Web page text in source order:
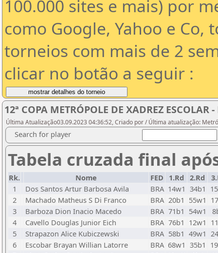
100.000 sites e mais) por
como Google, Yahoo e Co,
torneios com mais de 2
clicar no botão a seguir :
12ª COPA METRÓPOLE DE XADREZ
Última Atualização03.09.2023 04:36:52, Criado por / Última atualização:
Search for player
Tabela cruzada final
Rk. Nome FED 1.Rd 2.Rd
1
Dos Santos Artur Barbosa Avila BRA 14w1 34b1
2
Machado Matheus S Di Franco BRA 20b1 55w1
3
Barboza Dion Inacio Macedo BRA 71b1 54w1
4
Cavello Douglas Junior Eich BRA 76b1 12w1
5
Strapazon Alice Kubiczewski BRA 58b1 49w1
6
Escobar Brayan Willian Latorre BRA 68w1 35b1